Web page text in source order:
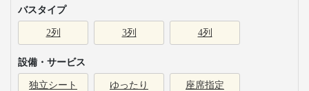
バスタイプ
2列 3列 4列
設備・サービス
独立シート ゆったり 座席指定